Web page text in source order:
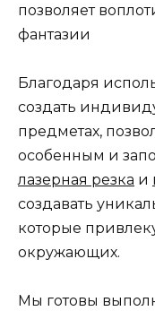
позволяет
фантазии
Благодаря
создать
предметах,
особенным и
лазерная резка и
создавать
которые
окружающих.
Мы готовы